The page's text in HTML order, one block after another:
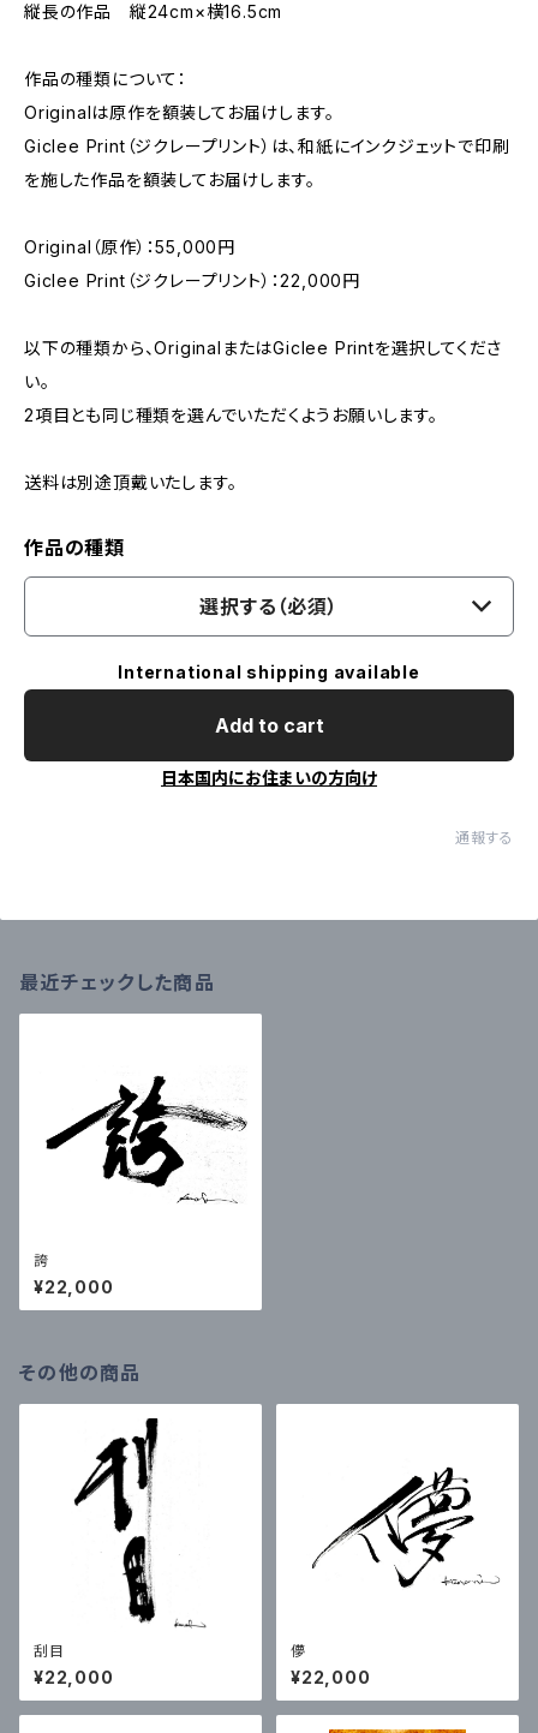
縦長の作品 縦24cm×横16.5cm
作品の種類について：
Originalは原作を額装してお届けします。
Giclee Print（ジクレープリント）は、和紙にインクジェットで印刷
を施した作品を額装してお届けします。
Original（原作）：55,000円
Giclee Print（ジクレープリント）：22,000円
以下の種類から、OriginalまたはGiclee Printを選択してくださ
い。
2項目とも同じ種類を選んでいただくようお願いします。
送料は別途頂戴いたします。
作品の種類
選択する（必須）
International shipping available
Add to cart
日本国内にお住まいの方向け
通報する
最近チェックした商品
誇
¥22,000
その他の商品
刮目
¥22,000
儚
¥22,000